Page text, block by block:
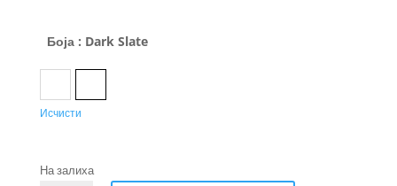
Боја : Dark Slate
Исчисти
На залиха